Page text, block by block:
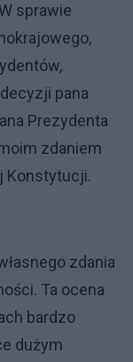
sprawie
pana
Prezydenta
zdaniem
Konstytucji.
zdania
Ta ocena
bardzo
dużym